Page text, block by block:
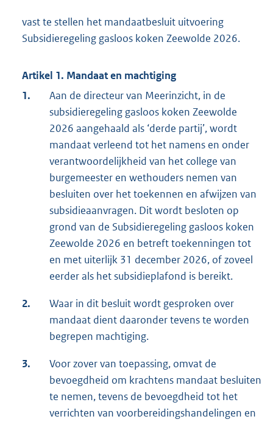
vast te stellen het mandaatbesluit uitvoering
Subsidieregeling gasloos koken Zeewolde 2026.
Artikel 1. Mandaat en machtiging
1.
Aan de directeur van Meerinzicht, in de
subsidieregeling gasloos koken Zeewolde
2026 aangehaald als ‘derde partij’, wordt
mandaat verleend tot het namens en onder
verantwoordelijkheid van het college van
burgemeester en wethouders nemen van
besluiten over het toekennen en afwijzen van
subsidieaanvragen. Dit wordt besloten op
grond van de Subsidieregeling gasloos koken
Zeewolde 2026 en betreft toekenningen tot
en met uiterlijk 31 december 2026, of zoveel
eerder als het subsidieplafond is bereikt.
2.
Waar in dit besluit wordt gesproken over
mandaat dient daaronder tevens te worden
begrepen machtiging.
3.
Voor zover van toepassing, omvat de
bevoegdheid om krachtens mandaat besluiten
te nemen, tevens de bevoegdheid tot het
verrichten van voorbereidingshandelingen en